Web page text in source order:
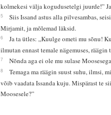
kolmekesi välja kogudusetelgi juurde!”
5
Siis Issand astus alla pilvesambas,
Mirjamit, ja mõlemad läksid.
6
Ja ta ütles: „Kuulge ometi mu sõnu!
ilmutan ennast temale nägemuses, räägin
7 Nõnda aga ei ole mu sulase
8
Temaga ma räägin suust suhu, ilmsi,
võib vaadata Issanda kuju. Mispärast te
Moosesele?”